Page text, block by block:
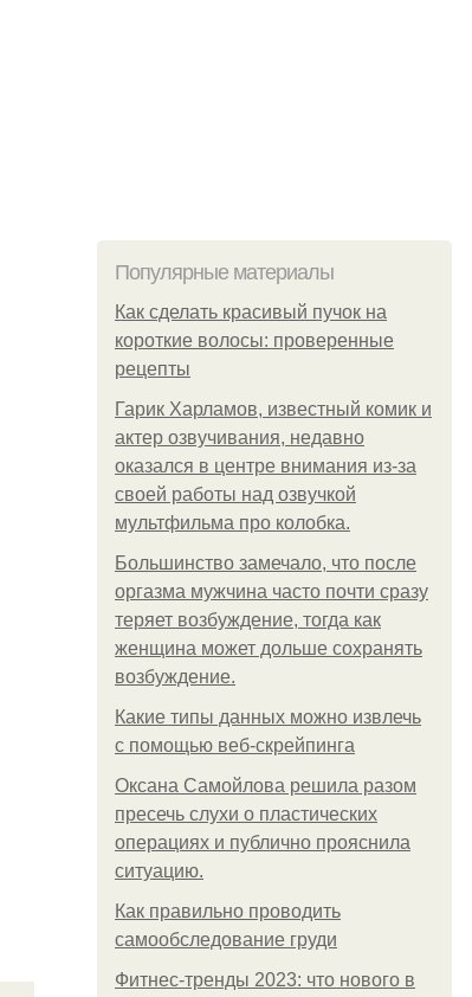
Популярные материалы
Как сделать красивый пучок на
короткие волосы: проверенные
рецепты
Гарик Харламов, известный комик и
актер озвучивания, недавно
оказался в центре внимания из-за
своей работы над озвучкой
мультфильма про колобка.
Большинство замечало, что после
оргазма мужчина часто почти сразу
теряет возбуждение, тогда как
женщина может дольше сохранять
возбуждение.
Какие типы данных можно извлечь
с помощью веб-скрейпинга
Оксана Самойлова решила разом
пресечь слухи о пластических
операциях и публично прояснила
ситуацию.
Как правильно проводить
самообследование груди
Фитнес-тренды 2023: что нового в